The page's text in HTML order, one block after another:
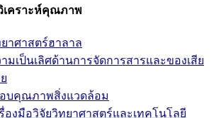
เคราะห์คุณภาพ
าศาสตร์ฮาลาล
มเป็นเลิศด้านการจัดการสารและของเสีย
บคุณภาพสิ่งแวดล้อม
องมือวิจัยวิทยาศาสตร์และเทคโนโลยี